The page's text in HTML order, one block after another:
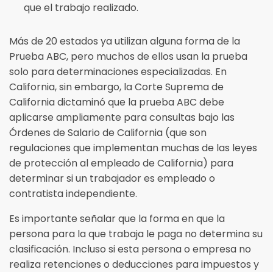
que el trabajo realizado.
Más de 20 estados ya utilizan alguna forma de la
Prueba ABC, pero muchos de ellos usan la prueba
solo para determinaciones especializadas. En
California, sin embargo, la Corte Suprema de
California dictaminó que la prueba ABC debe
aplicarse ampliamente para consultas bajo las
Órdenes de Salario de California (que son
regulaciones que implementan muchas de las leyes
de protección al empleado de California) para
determinar si un trabajador es empleado o
contratista independiente.
Es importante señalar que la forma en que la
persona para la que trabaja le paga no determina su
clasificación. Incluso si esta persona o empresa no
realiza retenciones o deducciones para impuestos y